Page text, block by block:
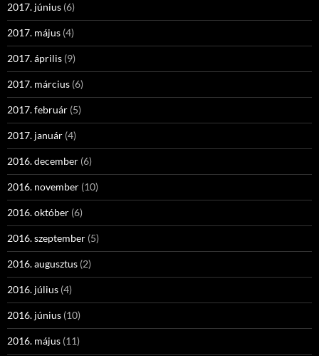
2017. június (6)
2017. május (4)
2017. április (9)
2017. március (6)
2017. február (5)
2017. január (4)
2016. december (6)
2016. november (10)
2016. október (6)
2016. szeptember (5)
2016. augusztus (2)
2016. július (4)
2016. június (10)
2016. május (11)